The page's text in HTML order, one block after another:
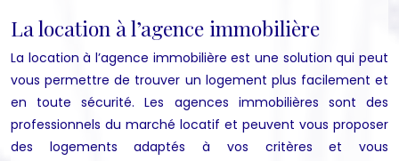
La location à l’agence immobilière
La location à l’agence immobilière est une solution qui peut
vous permettre de trouver un logement plus facilement et
en toute sécurité. Les agences immobilières sont des
professionnels du marché locatif et peuvent vous proposer
des logements adaptés à vos critères et vous